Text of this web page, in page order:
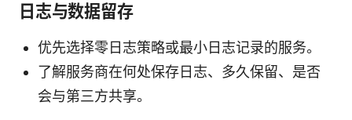
日志与数据留存
优先选择零日志策略或最小日志记录的服务。
了解服务商在何处保存日志、多久保留、是否
会与第三方共享。